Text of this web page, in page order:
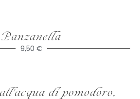
Panzanella
9,50 €
di pomodoro,